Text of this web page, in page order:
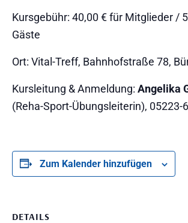
Kursgebühr: 40,00 € für Mitglieder /
Gäste
Ort: Vital-Treff, Bahnhofstraße 78,
Kursleitung & Anmeldung: Angelika
(Reha-Sport-Übungsleiterin), 05223-
Zum Kalender hinzufügen
DETAILS